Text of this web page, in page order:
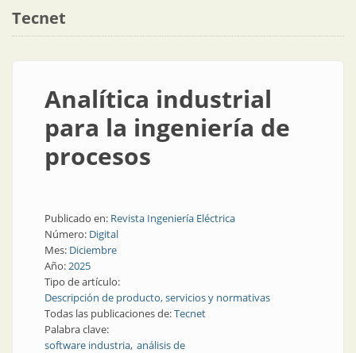
Tecnet
Analítica industrial
para la ingeniería de
procesos
Publicado en: Revista Ingeniería Eléctrica
Número: Digital
Mes: Diciembre
Año:2025
Tipo de artículo:
Descripción de producto, servicios y normativas
Todas las publicaciones de:Tecnet
Palabra clave:
software industria análisis de